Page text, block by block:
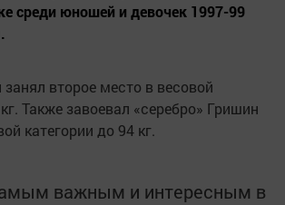
среди юношей и девочек 1997-99
второе место в весовой
Также завоевал «серебро» Гришин
категории до 94 кг.
важным и интересным в